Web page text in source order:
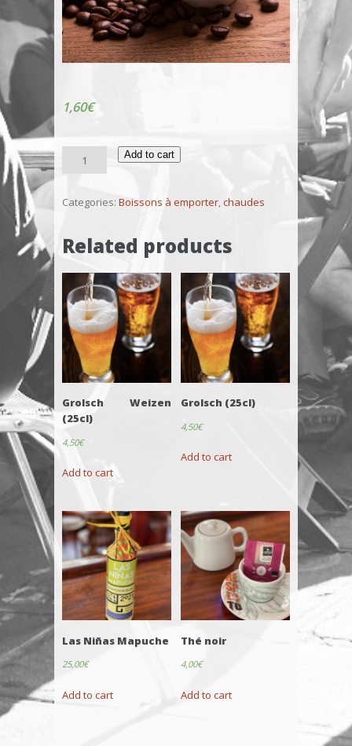
1,60€
Add to cart
Categories: Boissons à emporter,chaudes
Related products
Grolsch Weizen
(25cl)
4,50€
Add to cart
Grolsch (25cl)
4,50€
Add to cart
Las Niñas Mapuche
25,00€
Add to cart
Thé noir
4,00€
Add to cart